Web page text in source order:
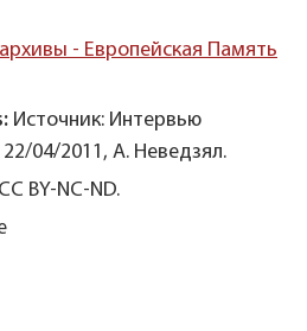
- Европейская Память
Источник: Интервью
04/2011, А. Неведзял.
BY-NC-ND.